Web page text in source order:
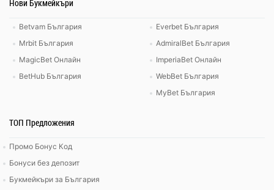
Нови Букмейкъри
Betvam България
Mrbit България
MagicBet Онлайн
BetHub България
Everbet България
AdmiralBet България
ImperiaBet Онлайн
WebBet България
MyBet България
ТОП Предложения
Промо Бонус Код
Бонуси без депозит
Букмейкъри за България